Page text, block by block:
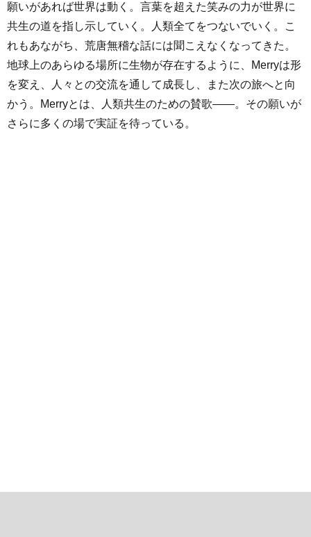
願いがあれば世界は動く。言葉を超えた笑みの力が世界に
共生の道を指し示していく。人類全てをつないでいく。こ
れもあながち、荒唐無稽な話には聞こえなくなってきた。
地球上のあらゆる場所に生物が存在するように、Merryは形
を変え、人々との交流を通して成長し、また次の旅へと向
かう。Merryとは、人類共生のための賛歌――。その願いが
さらに多くの場で実証を待っている。